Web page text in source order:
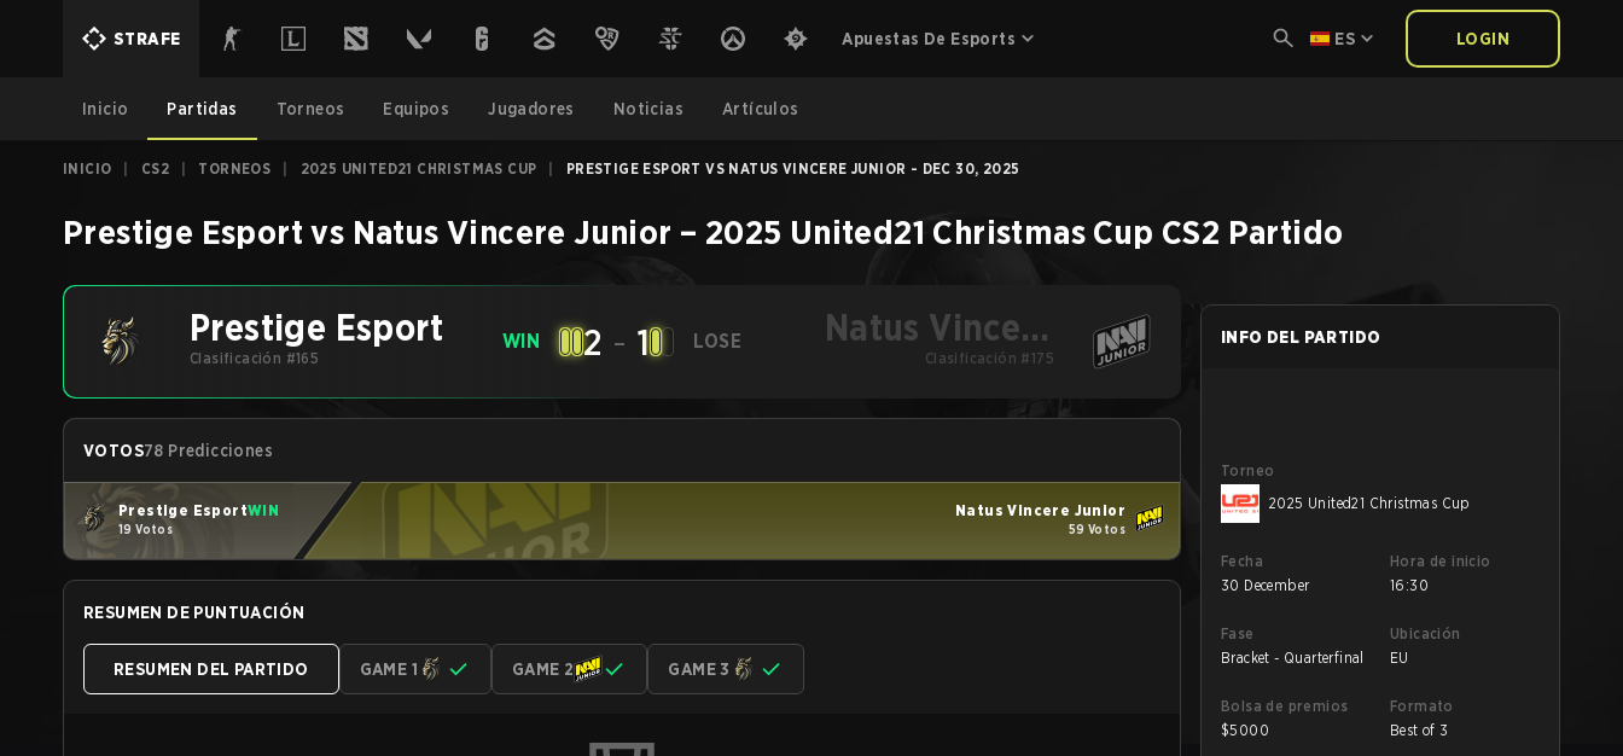
STRAFE Apuestas De Esports ES LOGIN
Inicio Partidas Torneos Equipos Jugadores Noticias Artículos
INICIO CS2 TORNEOS 2025 UNITED21 CHRISTMAS CUP PRESTIGE ESPORT VS NATUS VINCERE JUNIOR - DEC 30, 2025
Prestige Esport vs Natus Vincere Junior – 2025 United21 Christmas Cup CS2 Partido
Prestige Esport
Clasificación #165
WIN 2 - 1 LOSE
Natus Vincere
Junior
Clasificación #175
VOTOS78 Predicciones
Prestige EsportWIN
19 Votos
Natus Vincere Junior
59 Votos
RESUMEN DE PUNTUACIÓN
RESUMEN DEL PARTIDO GAME 1 GAME 2 GAME 3
INFO DEL PARTIDO
Torneo
2025 United21 Christmas Cup
Fecha
30 December
Hora de inicio
16:30
Fase
Bracket - Quarterfinal
Ubicación
EU
Bolsa de premios
$5000
Formato
Best of 3